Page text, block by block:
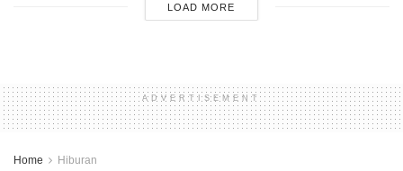
LOAD MORE
ADVERTISEMENT
Home Hiburan